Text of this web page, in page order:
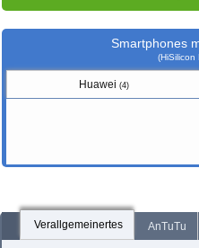
Smartphones
(HiSilicon
Huawei (4)
Verallgemeinertes AnTuTu